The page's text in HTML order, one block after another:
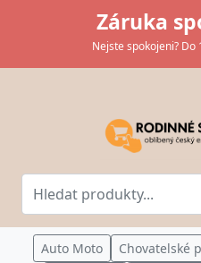
Záruka
Nejste spokojeni?
Auto Moto Chovatelské